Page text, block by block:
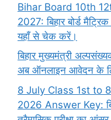
Bihar Board 10th
2027: बिहार बोर्ड
यहाँ से चेक करें।
बिहार मुख्यमंत्री
अब ऑनलाइन आवेदन के
8 July Class 1st to
2026 Answer Key: